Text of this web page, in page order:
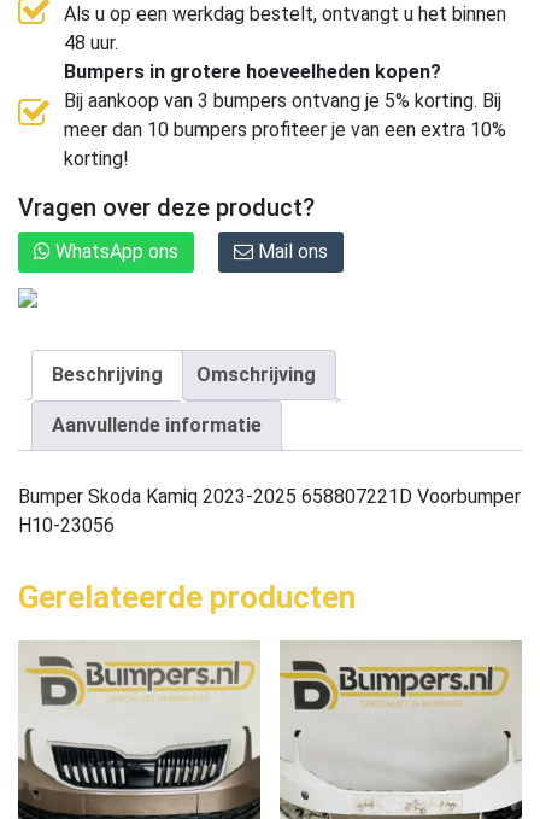
Als u op een werkdag bestelt, ontvangt u het binnen
48 uur.
Bumpers in grotere hoeveelheden kopen?
Bij aankoop van 3 bumpers ontvang je 5% korting. Bij
meer dan 10 bumpers profiteer je van een extra 10%
korting!
Vragen over deze product?
WhatsApp ons Mail ons
Beschrijving Omschrijving
Aanvullende informatie
Bumper Skoda Kamiq 2023-2025 658807221D Voorbumper
H10-23056
Gerelateerde producten